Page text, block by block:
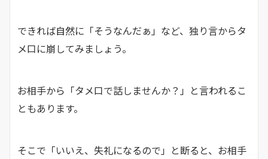
できれば自然に「そうなんだぁ」など、独り言からタ
メ口に崩してみましょう。
お相手から「タメ口で話しませんか？」と言われるこ
ともあります。
そこで「いいえ、失礼になるので」と断ると、お相手